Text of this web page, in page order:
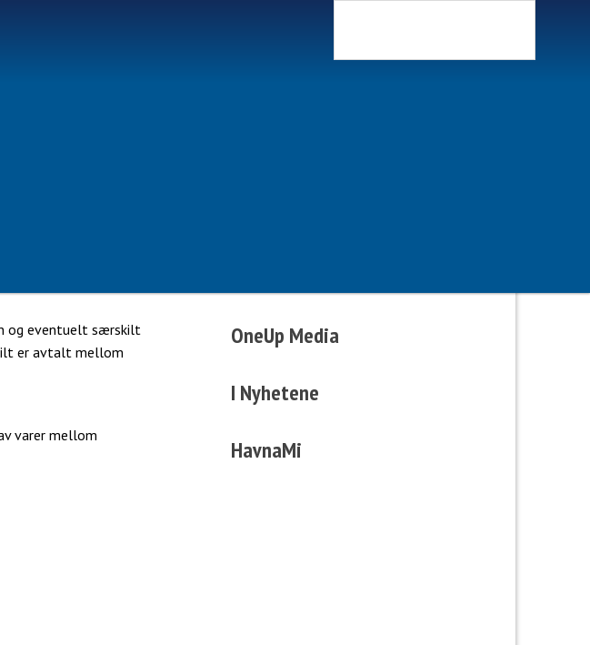
OneUp Media
I Nyhetene
HavnaMi
og eventuelt særskilt
er avtalt mellom
varer mellom